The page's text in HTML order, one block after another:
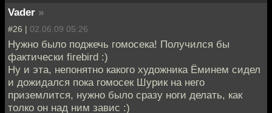
Vader »
#26 | 02.06.09 05:26
Нужно было поджечь гомосека! Получился бы
фактически firebird :)
Ну и эта, непонятно какого художника Ёминем сидел
и дожидался пока гомосек Шурик на него
приземлится, нужно было сразу ноги делать, как
толко он над ним завис :)